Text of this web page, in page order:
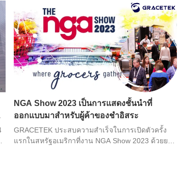
NGA Show 2023 เป็นการแสดงชั้นนำที่
ออกแบบมาสำหรับผู้ค้าของชำอิสระ
GRACETEK ประสบความสำเร็จในการเปิดตัวครั้ง
แรกในสหรัฐอเมริกาที่งาน NGA Show 2023 ด้วยยอด